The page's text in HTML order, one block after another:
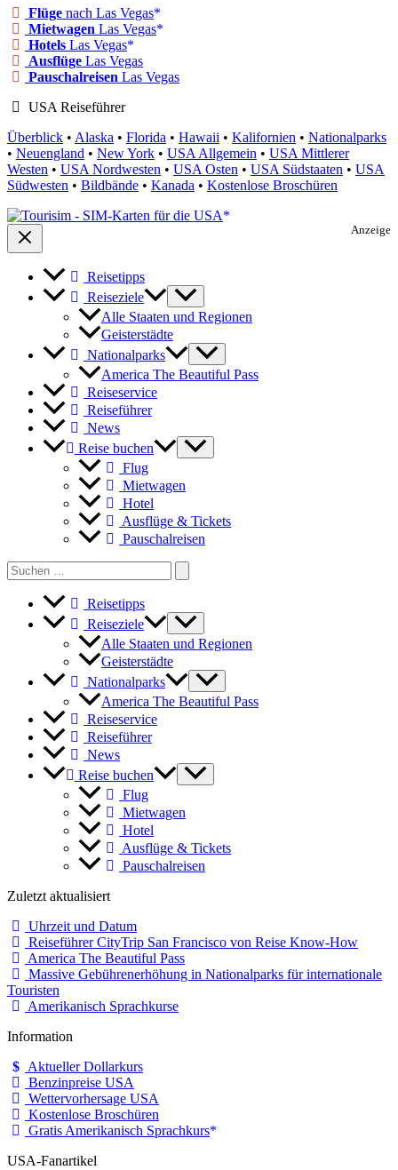
Flüge nach Las Vegas
Mietwagen Las Vegas
Hotels Las Vegas
Ausflüge Las Vegas
Pauschalreisen Las Vegas
USA Reiseführer
Überblick • Alaska • Florida • Hawaii • Kalifornien • Nationalparks
• Neuengland • New York • USA Allgemein • USA Mittlerer
Westen • USA Nordwesten • USA Osten • USA Südstaaten • USA
Südwesten • Bildbände • Kanada • Kostenlose Broschüren
Anzeige
Reisetipps
Reiseziele
Alle Staaten und Regionen
Geisterstädte
Nationalparks
America The Beautiful Pass
Reiseservice
Reiseführer
News
Reise buchen
Flug
Mietwagen
Hotel
Ausflüge & Tickets
Pauschalreisen
Search
for:
Reisetipps
Reiseziele
Alle Staaten und Regionen
Geisterstädte
Nationalparks
America The Beautiful Pass
Reiseservice
Reiseführer
News
Reise buchen
Flug
Mietwagen
Hotel
Ausflüge & Tickets
Pauschalreisen
Zuletzt aktualisiert
Uhrzeit und Datum
Reiseführer CityTrip San Francisco von Reise Know-How
America The Beautiful Pass
Massive Gebührenerhöhung in Nationalparks für internationale
Touristen
Amerikanisch Sprachkurse
Information
Aktueller Dollarkurs
Benzinpreise USA
Wettervorhersage USA
Kostenlose Broschüren
Gratis Amerikanisch Sprachkurs
USA-Fanartikel